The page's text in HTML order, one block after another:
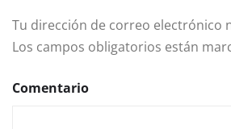
Tu dirección de correo electrónico
Los campos obligatorios están
Comentario